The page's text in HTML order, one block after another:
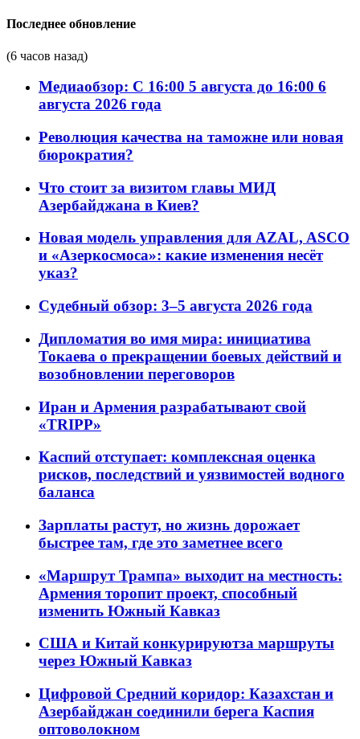
Последнее обновление
(6 часов назад)
Медиаобзор: С 16:00 5 августа до 16:00 6
августа 2026 года
Революция качества на таможне или новая
бюрократия?
Что стоит за визитом главы МИД
Азербайджана в Киев?
Новая модель управления для AZAL, ASCO
и «Азеркосмоса»: какие изменения несёт
указ?
Судебный обзор: 3–5 августа 2026 года
Дипломатия во имя мира: инициатива
Токаева о прекращении боевых действий и
возобновлении переговоров
Иран и Армения разрабатывают свой
«TRIPP»
Каспий отступает: комплексная оценка
рисков, последствий и уязвимостей водного
баланса
Зарплаты растут, но жизнь дорожает
быстрее там, где это заметнее всего
«Маршрут Трампа» выходит на местность:
Армения торопит проект, способный
изменить Южный Кавказ
США и Китай конкурируютза маршруты
через Южный Кавказ
Цифровой Средний коридор: Казахстан и
Азербайджан соединили берега Каспия
оптоволокном